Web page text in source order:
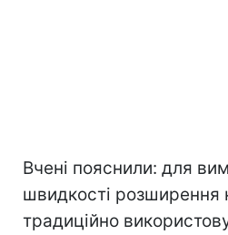
Вчені пояснили: для
швидкості розширення
традиційно